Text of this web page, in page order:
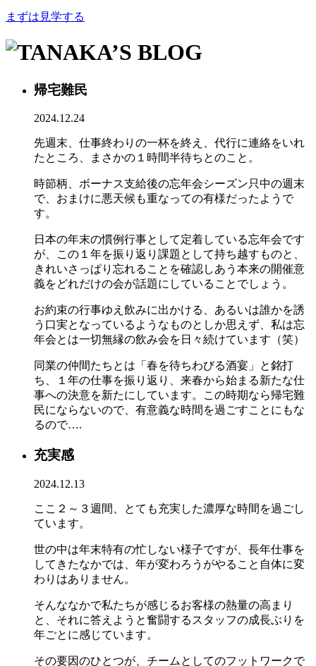
まずは見学する
帰宅難民
2024.12.24
先週末、仕事終わりの一杯を終え、代行に連絡をいれ
たところ、まさかの１時間半待ちとのこと。
時節柄、ボーナス支給後の忘年会シーズン只中の週末
で、おまけに悪天候も重なっての有様だったようで
す。
日本の年末の慣例行事として定着している忘年会です
が、この１年を振り返り課題として持ち越すものと、
きれいさっぱり忘れることを確認しあう本来の開催意
義をどれだけの会が話題にしていることでしょう。
お約束の行事ゆえ飲みに出かける、あるいは誰かを誘
う口実となっているようなものとしか思えず、私は忘
年会とは一切無縁の飲み会を日々続けています（笑）
同業の仲間たちとは「春を待ちわびる酒宴」と銘打
ち、１年の仕事を振り返り、来春から始まる新たな仕
事への決意を新たにしています。この時期なら帰宅難
民にならないので、有意義な時間を過ごすことにもな
るので….
充実感
2024.12.13
ここ２～３週間、とても充実した濃厚な時間を過ごし
ています。
世の中は年末特有の忙しない様子ですが、長年仕事を
してきたなかでは、年が変わろうがやること自体に変
わりはありません。
そんななかで私たちが感じるお客様の熱量の高まり
と、それに答えようと奮闘するスタッフの成長ぶりを
年ごとに感じています。
その要因のひとつが、チームとしてのフットワークで